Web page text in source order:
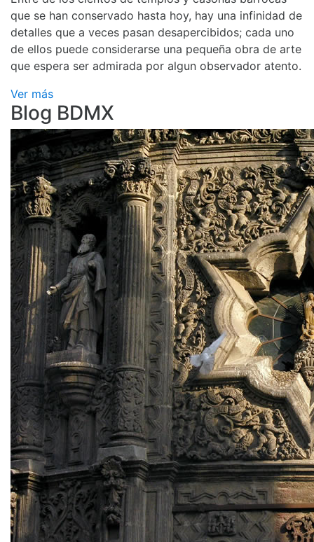
que se han conservado hasta hoy, hay una infinidad de
detalles que a veces pasan desapercibidos; cada uno
de ellos puede considerarse una pequeña obra de arte
que espera ser admirada por algun observador atento.
Ver más
Blog BDMX